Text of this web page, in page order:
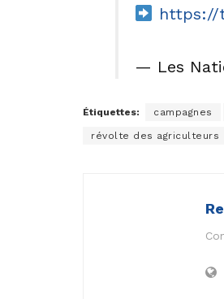
https://
— Les
Étiquettes: campagnes
révolte des agriculteurs